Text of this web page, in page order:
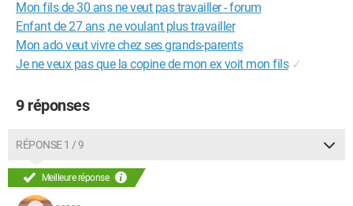
Mon fils de 30 ans ne veut pas travailler - forum
Enfant de 27 ans ,ne voulant plus travailler
Mon ado veut vivre chez ses grands-parents
Je ne veux pas que la copine de mon ex voit mon fils ✓
9 réponses
RÉPONSE 1 / 9
Meilleure réponse